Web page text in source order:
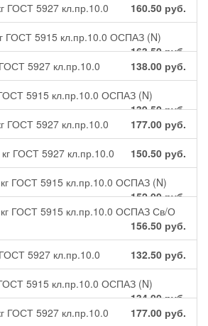
ГОСТ 5927 кл.пр.10.0 160.50 руб.
ГОСТ 5915 кл.пр.10.0 ОСПАЗ (N)
163.50руб.
5927 кл.пр.10.0
138.00 руб.
5915 кл.пр.10.0 ОСПАЗ (N)
139.50руб.
ГОСТ 5927 кл.пр.10.0
177.00 руб.
ГОСТ 5927 кл.пр.10.0 150.50 руб.
ГОСТ 5915 кл.пр.10.0 ОСПАЗ (N)
152.00руб.
ГОСТ 5915 кл.пр.10.0 ОСПАЗ Св/О
156.50 руб.
5927 кл.пр.10.0 132.50 руб.
5915 кл.пр.10.0 ОСПАЗ (N)
134.00руб.
ГОСТ 5927 кл.пр.10.0
177.00 руб.